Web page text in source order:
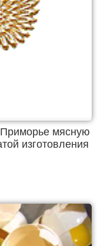
мясную
изготовления